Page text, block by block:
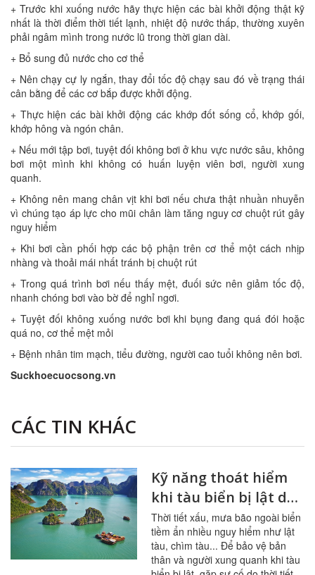
+ Trước khi xuống nước hãy thực hiện các bài khởi động thật kỹ
nhất là thời điểm thời tiết lạnh, nhiệt độ nước thấp, thường xuyên
phải ngâm mình trong nước lũ trong thời gian dài.
+ Bổ sung đủ nước cho cơ thể
+ Nên chạy cự ly ngắn, thay đổi tốc độ chạy sau đó về trạng thái
cân bằng để các cơ bắp được khởi động.
+ Thực hiện các bài khởi động các khớp đốt sống cổ, khớp gối,
khớp hông và ngón chân.
+ Nếu mới tập bơi, tuyệt đối không bơi ở khu vực nước sâu, không
bơi một mình khi không có huấn luyện viên bơi, người xung
quanh.
+ Không nên mang chân vịt khi bơi nếu chưa thật nhuần nhuyễn
vì chúng tạo áp lực cho mũi chân làm tăng nguy cơ chuột rút gây
nguy hiểm
+ Khi bơi cần phối hợp các bộ phận trên cơ thể một cách nhịp
nhàng và thoải mái nhất tránh bị chuột rút
+ Trong quá trình bơi nếu thấy mệt, đuối sức nên giảm tốc độ,
nhanh chóng bơi vào bờ để nghỉ ngơi.
+ Tuyệt đối không xuống nước bơi khi bụng đang quá đói hoặc
quá no, cơ thể mệt mỏi
+ Bệnh nhân tim mạch, tiểu đường, người cao tuổi không nên bơi.
Suckhoecuocsong.vn
CÁC TIN KHÁC
Kỹ năng thoát hiểm
khi tàu biển bị lật do
thời tiết xấu
Thời tiết xấu, mưa bão ngoài biển
tiềm ẩn nhiều nguy hiểm như lật
tàu, chìm tàu... Để bảo vệ bản
thân và người xung quanh khi tàu